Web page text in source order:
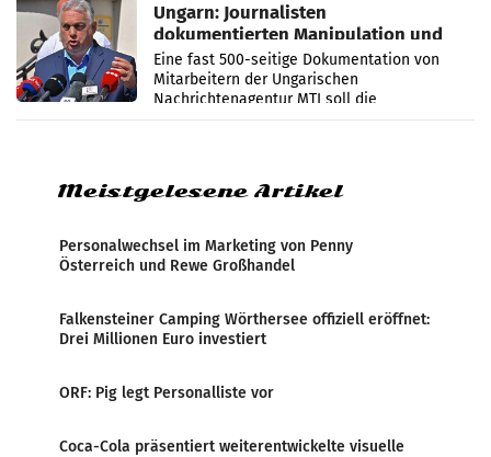
Ungarn: Journalisten
dokumentierten Manipulation und
Zensur
Eine fast 500-seitige Dokumentation von
Mitarbeitern der Ungarischen
Nachrichtenagentur MTI soll die
systematische Nachrichten-Manipulation und
Meistgelesene Artikel
Personalwechsel im Marketing von Penny
Österreich und Rewe Großhandel
Falkensteiner Camping Wörthersee offiziell eröffnet:
Drei Millionen Euro investiert
ORF: Pig legt Personalliste vor
Coca-Cola präsentiert weiterentwickelte visuelle